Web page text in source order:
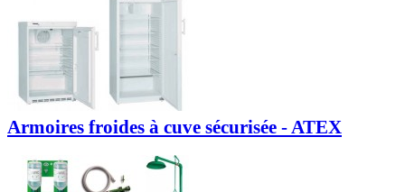
Armoires froides à cuve sécurisée - ATEX